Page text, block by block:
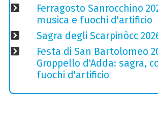
Ferragosto Sanrocchino
musica e fuochi d'artificio
Sagra degli Scarpinòcc
Festa di San Bartolomeo
Groppello d'Adda: sagra,
fuochi d'artificio